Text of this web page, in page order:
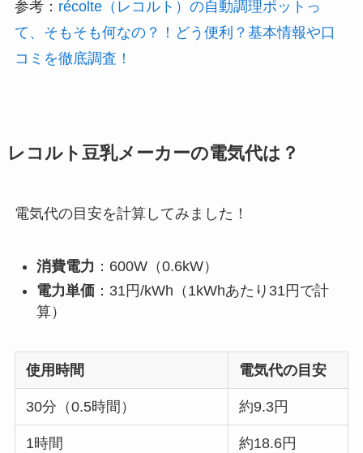
参考： récolte（レコルト）の自動調理ポットっ
て、そもそも何なの？！どう便利？基本情報や口
コミを徹底調査！
レコルト豆乳メーカーの電気代は？
電気代の目安を計算してみました！
消費電力 ：600W（0.6kW）
電力単価：31円/kWh（1kWhあたり31円で計
算）
使用時間 電気代の目安
30分（0.5時間） 約9.3円
1時間 約18.6円